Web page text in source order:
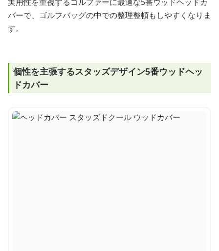
バーで、ゴルフバッグの中での整理整頓もしやすくなりま
す。
個性を主張するスタッズデザイン5番ウッドヘッ
ドカバー